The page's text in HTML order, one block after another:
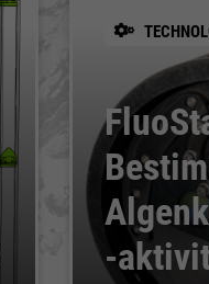
-